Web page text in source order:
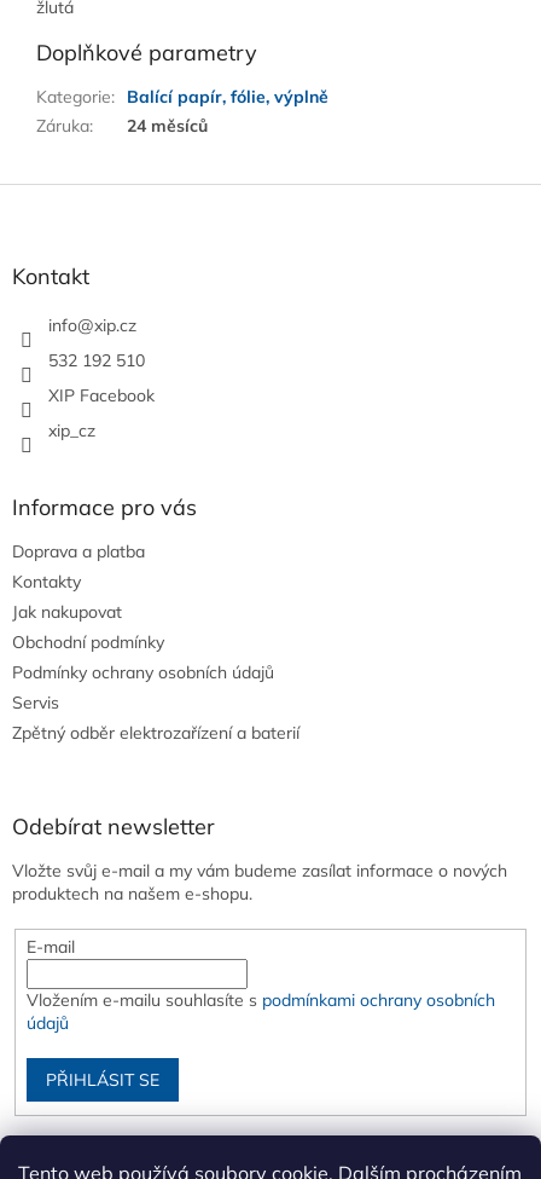
Tento web používá soubory cookie. Dalším procházením
žlutá
Doplňkové parametry
Kategorie:
Balící papír, fólie, výplně
Záruka: 24 měsíců
Kontakt
info@xip.cz
532 192 510
XIP Facebook
xip_cz
Informace pro vás
Doprava a platba
Kontakty
Jak nakupovat
Obchodní podmínky
Podmínky ochrany osobních údajů
Servis
Zpětný odběr elektrozařízení a baterií
Odebírat newsletter
Vložte svůj e-mail a my vám budeme zasílat informace o nových
produktech na našem e-shopu.
E-mail
Vložením e-mailu souhlasíte s podmínkami ochrany osobních
údajů
PŘIHLÁSIT SE